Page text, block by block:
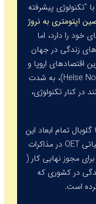
"تکنولوژی پیشرفته
اپتومتری به نروژ
را دارد، اما
زندگی در جهان
اقتصادهای اروپا و
سیستم درمانی نقد و شفاف (Helse Norge)، به شدت
در کنار تکنولوژی،
تمام ابعاد این
مهاجرت را باز می‌کنیم؛ از نقش حیاتی OET در مذاکرات
در کشوری که
است.